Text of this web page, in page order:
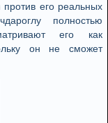
его реальных
полностью
его как
он не сможет